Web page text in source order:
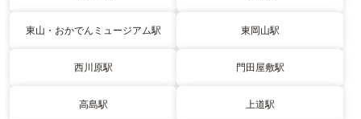
東山・おかでんミュージアム駅 東岡山駅
西川原駅 門田屋敷駅
高島駅 上道駅